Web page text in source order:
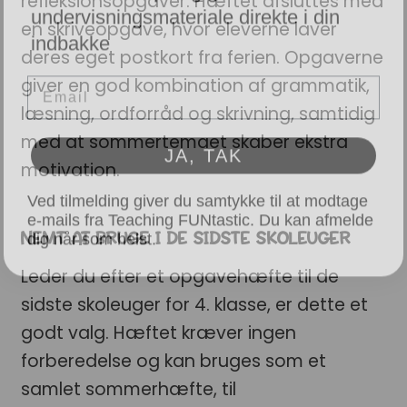
en skriveopgave, hvor eleverne laver
deres eget postkort fra ferien. Opgaverne
giver en god kombination af grammatik,
læsning, ordforråd og skrivning, samtidig
med at sommertemaet skaber ekstra
motivation.
NEMT AT BRUGE I DE SIDSTE SKOLEUGER
Leder du efter et opgavehæfte til de
sidste skoleuger for 4. klasse, er dette et
godt valg. Hæftet kræver ingen
forberedelse og kan bruges som et
samlet sommerhæfte, til
indbakke
Email
JA, TAK
Ved tilmelding giver du samtykke til at modtage
e-mails fra Teaching FUNtastic. Du kan afmelde
dig når som helst.